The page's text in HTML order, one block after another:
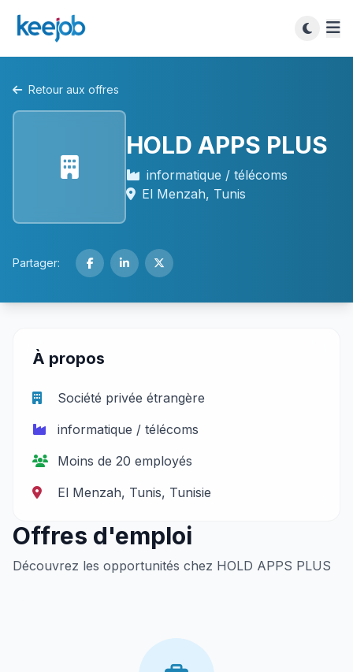
Retour aux offres
HOLD APPS PLUS
informatique / télécoms
El Menzah, Tunis
Partager:
À propos
Société privée étrangère
informatique / télécoms
Moins de 20 employés
El Menzah, Tunis, Tunisie
Offres d'emploi
Découvrez les opportunités chez HOLD APPS PLUS